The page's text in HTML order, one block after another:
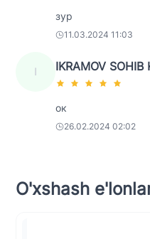
зур
11.03.2024 11:03
I IKRAMOV SOHIB
ок
26.02.2024 02:02
O'xshash